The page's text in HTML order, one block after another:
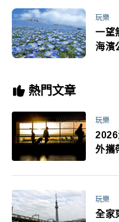
玩樂
一望
海濱
熱門文章
玩樂
外攜
萬！
玩樂
全家